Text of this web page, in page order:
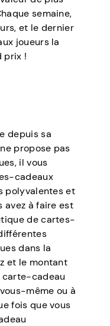
semaine,
et le dernier
joueurs la
prix !
depuis sa
propose pas
il vous
cadeaux
polyvalentes et
avez à faire est
de cartes-
dans la
et le montant
carte-cadeau
même ou à
fois que vous